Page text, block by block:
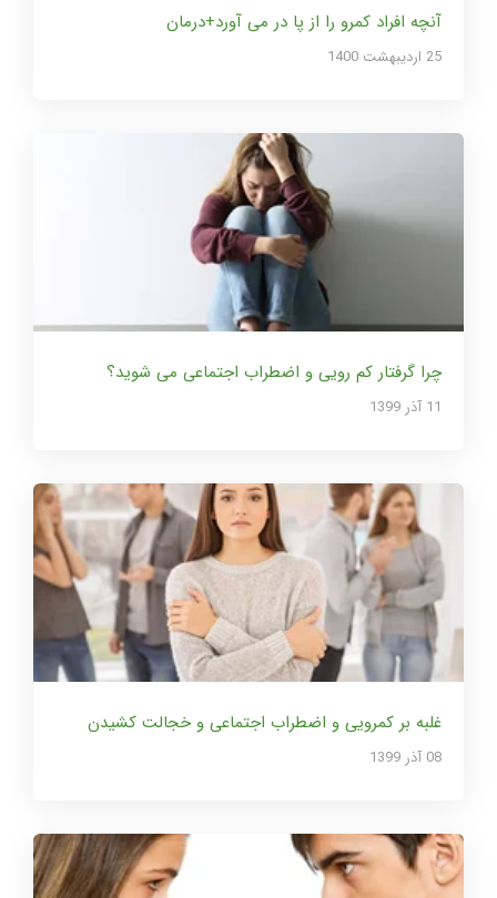
آنچه افراد کمرو را از پا در می آورد+درمان
25 ارديبهشت 1400
چرا گرفتار کم رویی و اضطراب اجتماعی می شوید؟
11 آذر 1399
غلبه بر کمرویی و اضطراب اجتماعی و خجالت کشیدن
08 آذر 1399